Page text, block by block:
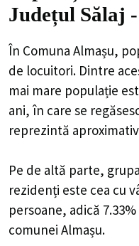
Județul Sălaj
În Comuna Almașu,
de locuitori. Dintre
mai mare populație
ani, în care se
reprezintă
Pe de altă parte,
rezidenți este cea cu
persoane, adică
comunei Almașu.